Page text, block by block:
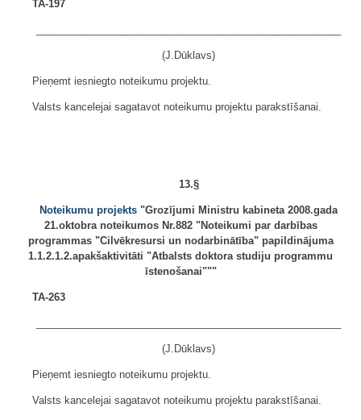
TA-197
(J.Dūklavs)
Pieņemt iesniegto noteikumu projektu.
Valsts kancelejai sagatavot noteikumu projektu parakstīšanai.
13.§
Noteikumu projekts "Grozījumi Ministru kabineta 2008.gada
21.oktobra noteikumos Nr.882 "Noteikumi par darbības
programmas "Cilvēkresursi un nodarbinātība" papildinājuma
1.1.2.1.2.apakšaktivitāti "Atbalsts doktora studiju programmu
īstenošanai"""
TA-263
(J.Dūklavs)
Pieņemt iesniegto noteikumu projektu.
Valsts kancelejai sagatavot noteikumu projektu parakstīšanai.